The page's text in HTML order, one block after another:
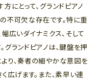
にとって、グランドピアノ
不可欠な存在です。特に重
広いダイナミクス、そして
ランドピアノは、鍵盤を押
り、奏者の細やかな意図を
広げます。また、素早い連